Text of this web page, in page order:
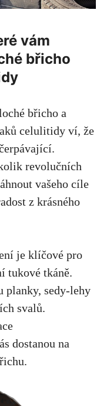
vám
břicho
břicho a
celulitidy ví, že
revolučních
vašeho cíle
z krásného
je klíčové pro
tukové tkáně.
planky, sedy-lehy
svalů.
dostanou na